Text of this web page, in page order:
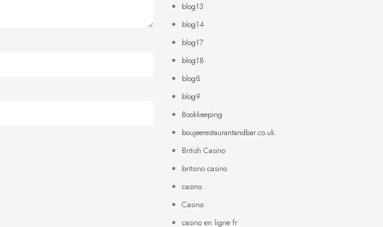
blog13
blog14
blog17
blog18
blog8
blog9
Bookkeeping
boujeerestaurantandbar.co.uk
British Casino
britsino casino
casino
Casino
casino en ligne fr